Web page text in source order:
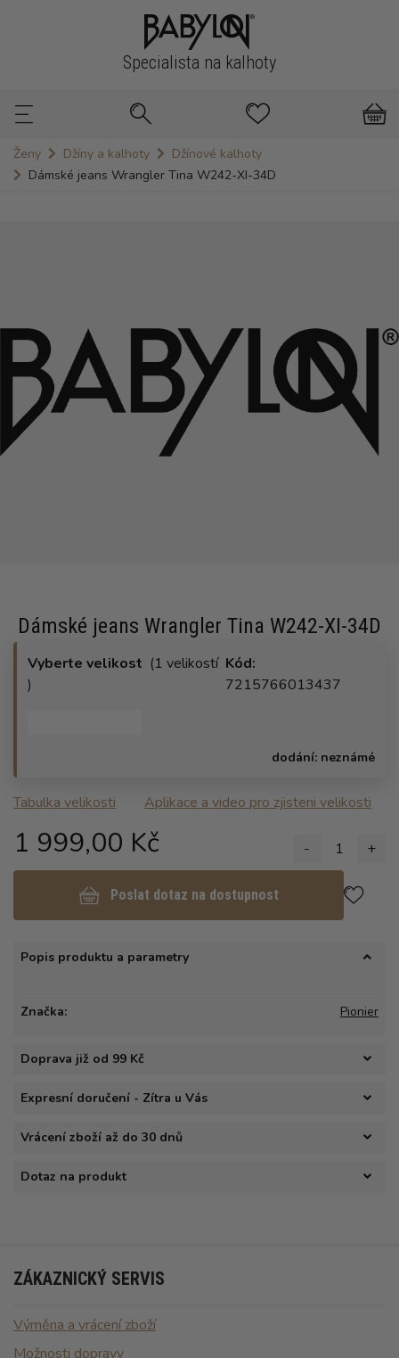
Specialista na kalhoty
Ženy Džíny a kalhoty
Džínové kalhoty
Dámské jeans Wrangler Tina W242-XI-34D
Dámské jeans Wrangler Tina W242-XI-34D
Vyberte velikost (1 velikostí
)
Kód:
7215766013437
dodání: neznámé
Tabulka velikosti Aplikace a video pro zjisteni velikosti
1 999,00 Kč - 1 +
Poslat dotaz na dostupnost
Popis produktu a parametry
Značka: Pionier
Doprava již od 99 Kč
Expresní doručení - Zítra u Vás
Vrácení zboží až do 30 dnů
Dotaz na produkt
ZÁKAZNICKÝ SERVIS
Výměna a vrácení zboží
Možnosti dopravy